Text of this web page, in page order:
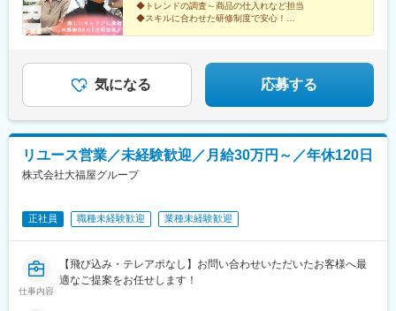
年収事例…年収650万円／29歳／入社1年半年収780万円／30歳／
入社3年
◆トレンドの調査～商品の仕入れなど担当
◆スキルに合わせた研修制度で安心！
気になる 応募する
リユース営業／未経験歓迎／月給30万円～／年休120日
株式会社大福屋グループ
正社員 職種未経験歓迎 業種未経験歓迎
仕事内容
【飛び込み・テレアポなし】お問い合わせいただいたお客様へ最
適なご提案をお任せします！